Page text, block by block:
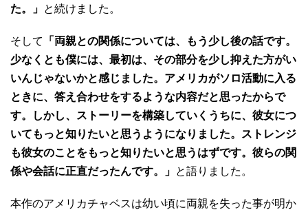
た。」
と続けました。
そして
「両親との関係については、もう少し後の話です。
少なくとも僕には、最初は、その部分を少し抑えた方がい
いんじゃないかと感じました。アメリカがソロ活動に入る
ときに、答え合わせをするような内容だと思ったからで
す。しかし、ストーリーを構築していくうちに、彼女につ
いてもっと知りたいと思うようになりました。ストレンジ
も彼女のことをもっと知りたいと思うはずです。彼らの関
係や会話に正直だったんです。」
と語りました。
本作のアメリカチャベスは幼い頃に両親を失った事が明か